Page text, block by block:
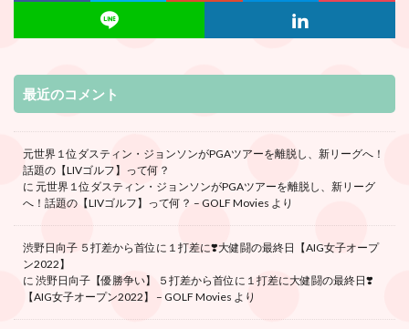
最近のコメント
元世界１位ダスティン・ジョンソンがPGAツアーを離脱し、新リーグへ！
話題の【LIVゴルフ】って何？
に 元世界１位ダスティン・ジョンソンがPGAツアーを離脱し、新リーグ
へ！話題の【LIVゴルフ】って何？ – GOLF Movies より
渋野日向子 ５打差から首位に１打差に❣️大健闘の最終日【AIG女子オープ
ン2022】
に 渋野日向子【優勝争い】 ５打差から首位に１打差に大健闘の最終日❣️
【AIG女子オープン2022】 – GOLF Movies より